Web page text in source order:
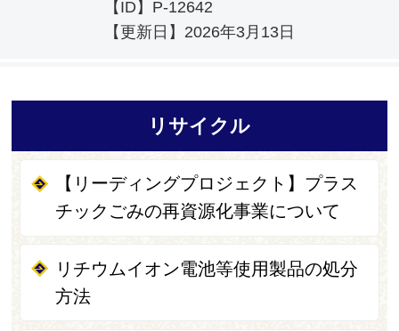
【ID】 P-12642
【更新日】 2026年3月13日
リサイクル
【リーディングプロジェクト】プラス
チックごみの再資源化事業について
リチウムイオン電池等使用製品の処分
方法